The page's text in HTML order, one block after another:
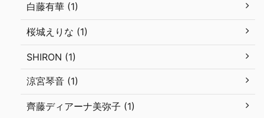
白藤有華 (1)
桜城えりな (1)
SHIRON (1)
涼宮琴音 (1)
齊藤ディアーナ美弥子 (1)